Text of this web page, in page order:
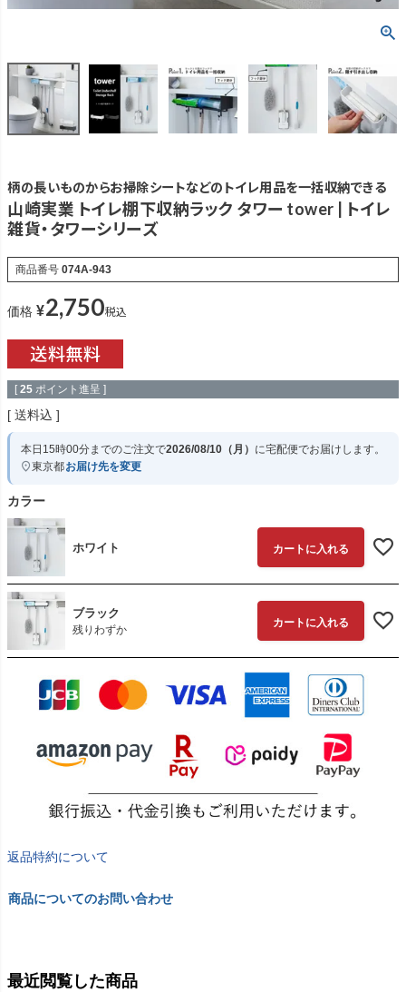
柄の長いものからお掃除シートなどのトイレ用品を一括収納できる
山崎実業 トイレ棚下収納ラック タワー tower | トイレ
雑貨・タワーシリーズ
商品番号 074A-943
価格 ¥2,750税込
[ 25 ポイント進呈 ]
送料込
本日 15時00分までのご注文で2026/08/10（月） に宅配便でお届けします。
東京都お届け先を変更
カラー
ホワイト カートに入れる
ブラック
残りわずか
カートに入れる
返品特約について
商品についてのお問い合わせ
最近閲覧した商品